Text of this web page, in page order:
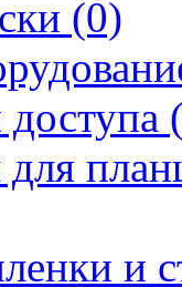
(0)
для
и